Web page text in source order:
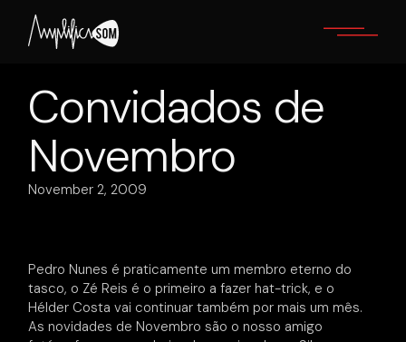
content
Convidados de
Novembro
November 2, 2009
Pedro Nunes é praticamente um membro eterno do
tasco, o Zé Reis é o primeiro a fazer hat-trick, e o
Hélder Costa vai continuar também por mais um mês.
As novidades de Novembro são o nosso amigo